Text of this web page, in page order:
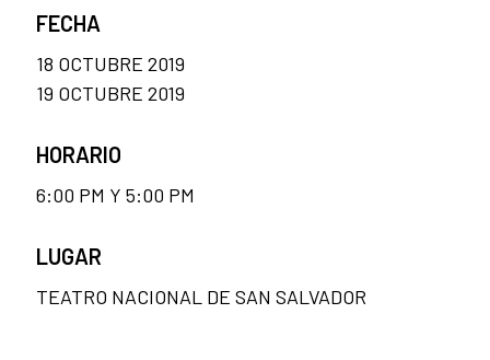
FECHA
18 OCTUBRE 2019
19 OCTUBRE 2019
HORARIO
6:00 PM Y 5:00 PM
LUGAR
TEATRO NACIONAL DE SAN SALVADOR